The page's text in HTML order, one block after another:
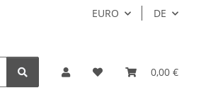
EURO DE
0,00 €